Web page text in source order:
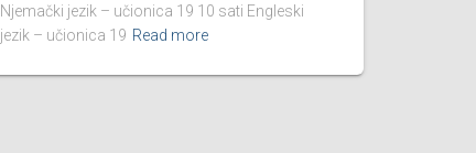
Njemački jezik – učionica 19 10 sati Engleski
jezik – učionica 19 Read more